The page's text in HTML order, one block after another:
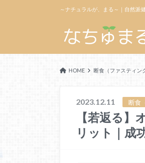
～ナチュラルが、まる～｜自然派
HOME 断食（ファスティン
2023.12.11 断食
【若返る
リット｜成